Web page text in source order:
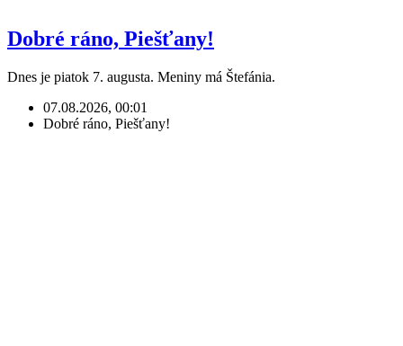
Dobré ráno, Piešťany!
Dnes je piatok 7. augusta. Meniny má Štefánia.
07.08.2026, 00:01
Dobré ráno, Piešťany!